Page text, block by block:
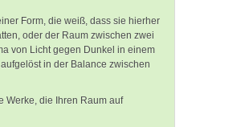
Form, die weiß, dass sie hierher
oder der Raum zwischen zwei
von Licht gegen Dunkel in einem
in der Balance zwischen
Werke, die Ihren Raum auf